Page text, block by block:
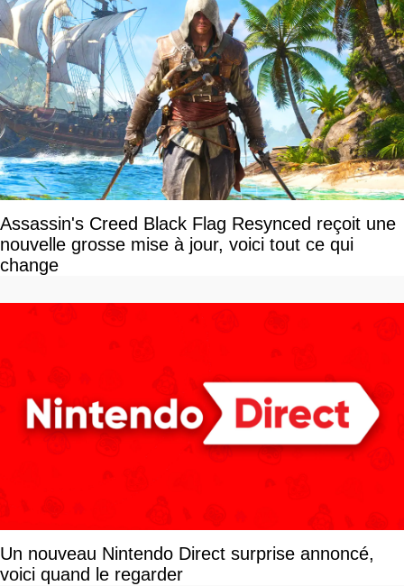
Assassin's Creed Black Flag Resynced reçoit une
nouvelle grosse mise à jour, voici tout ce qui
change
Un nouveau Nintendo Direct surprise annoncé,
voici quand le regarder